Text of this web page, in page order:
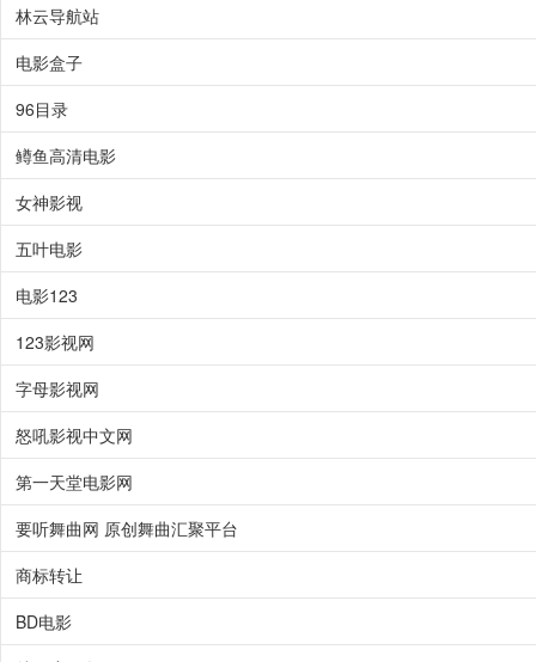
林云导航站
电影盒子
96目录
鳟鱼高清电影
女神影视
五叶电影
电影123
123影视网
字母影视网
怒吼影视中文网
第一天堂电影网
要听舞曲网 原创舞曲汇聚平台
商标转让
BD电影